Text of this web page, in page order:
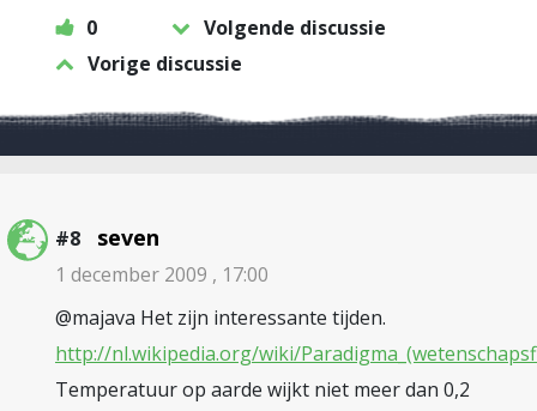
0
Volgende discussie
Vorige discussie
#8 seven
1 december 2009 , 17:00
@majava Het zijn interessante tijden.
http://nl.wikipedia.org/wiki/
Temperatuur op aarde wijkt niet meer dan 0,2